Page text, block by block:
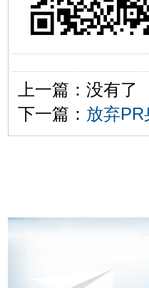
上一篇：没有了
下一篇： 放弃PR